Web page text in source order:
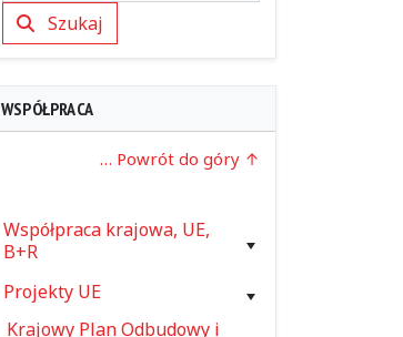
SzukajSzukaj
WSPÓŁPRACA
… Powrót do góry
Współpraca krajowa, UE,
B+R
Projekty UE
Krajowy Plan Odbudowy i